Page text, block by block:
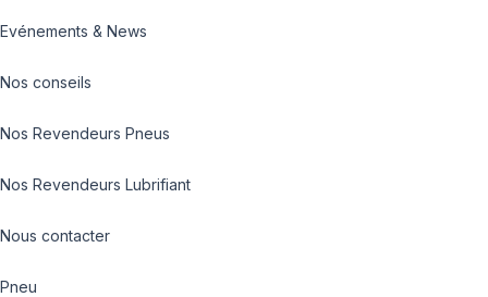
Evénements & News
Nos conseils
Nos Revendeurs Pneus
Nos Revendeurs Lubrifiant
Nous contacter
Pneu